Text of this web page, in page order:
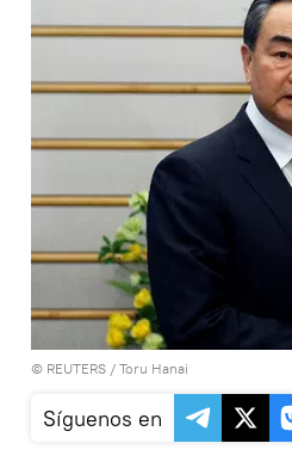
© REUTERS / Toru Hanai
Síguenos en